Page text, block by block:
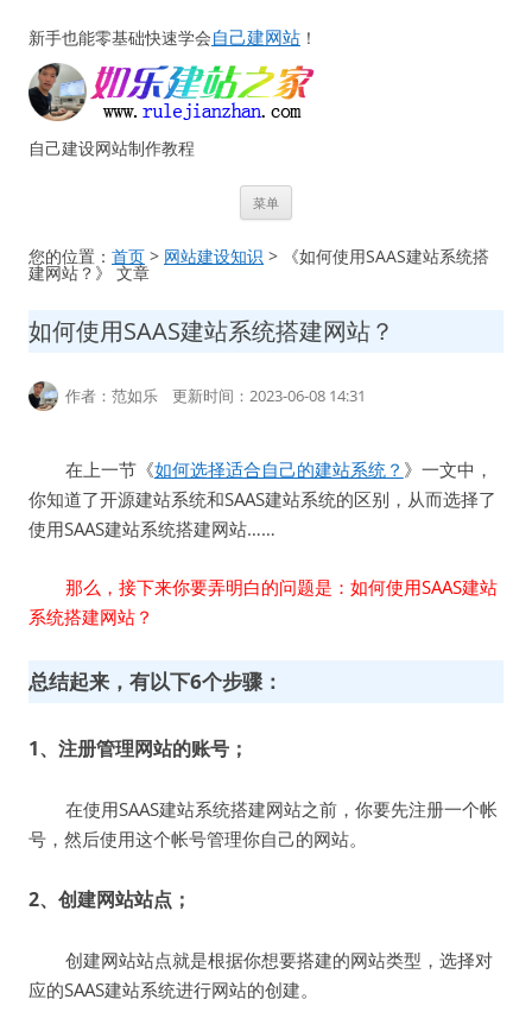
新手也能零基础快速学会自己建网站 ！
自己建设网站制作教程
菜单
文
您的位置： 首页 > 网站建设知识 > 《如何使用SAAS建站系统搭
建网站？》 文章
如何使用SAAS建站系统搭建网站？
作者：范如乐 更新时间：2023-06-08 14:31
在上一节《如何选择适合自己的建站系统？ 》一文中，
你知道了开源建站系统和SAAS建站系统的区别，从而选择了
使用SAAS建站系统搭建网站……
那么，接下来你要弄明白的问题是：如何使用SAAS建站
系统搭建网站？
总结起来，有以下6个步骤：
1、注册管理网站的账号；
在使用SAAS建站系统搭建网站之前，你要先注册一个帐
号，然后使用这个帐号管理你自己的网站。
2、创建网站站点；
创建网站站点就是根据你想要搭建的网站类型，选择对
应的SAAS建站系统进行网站的创建。